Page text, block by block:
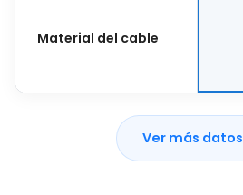
Material del cable
Ver más datos